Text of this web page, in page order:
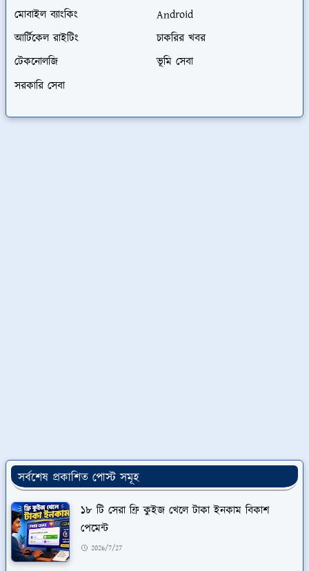
মোবাইল ব্যাংকিং
Android
আর্টিকেল রাইটিং
চাকরির খবর
টেকনোলজি
ভূমি সেবা
সরকারি সেবা
সর্বশেষ প্রকাশিত পোস্ট সমূহ
১৮ টি সেরা ফ্রি কুইজ খেলে টাকা ইনকাম বিকাশ
পেমেন্ট
2026/7/27